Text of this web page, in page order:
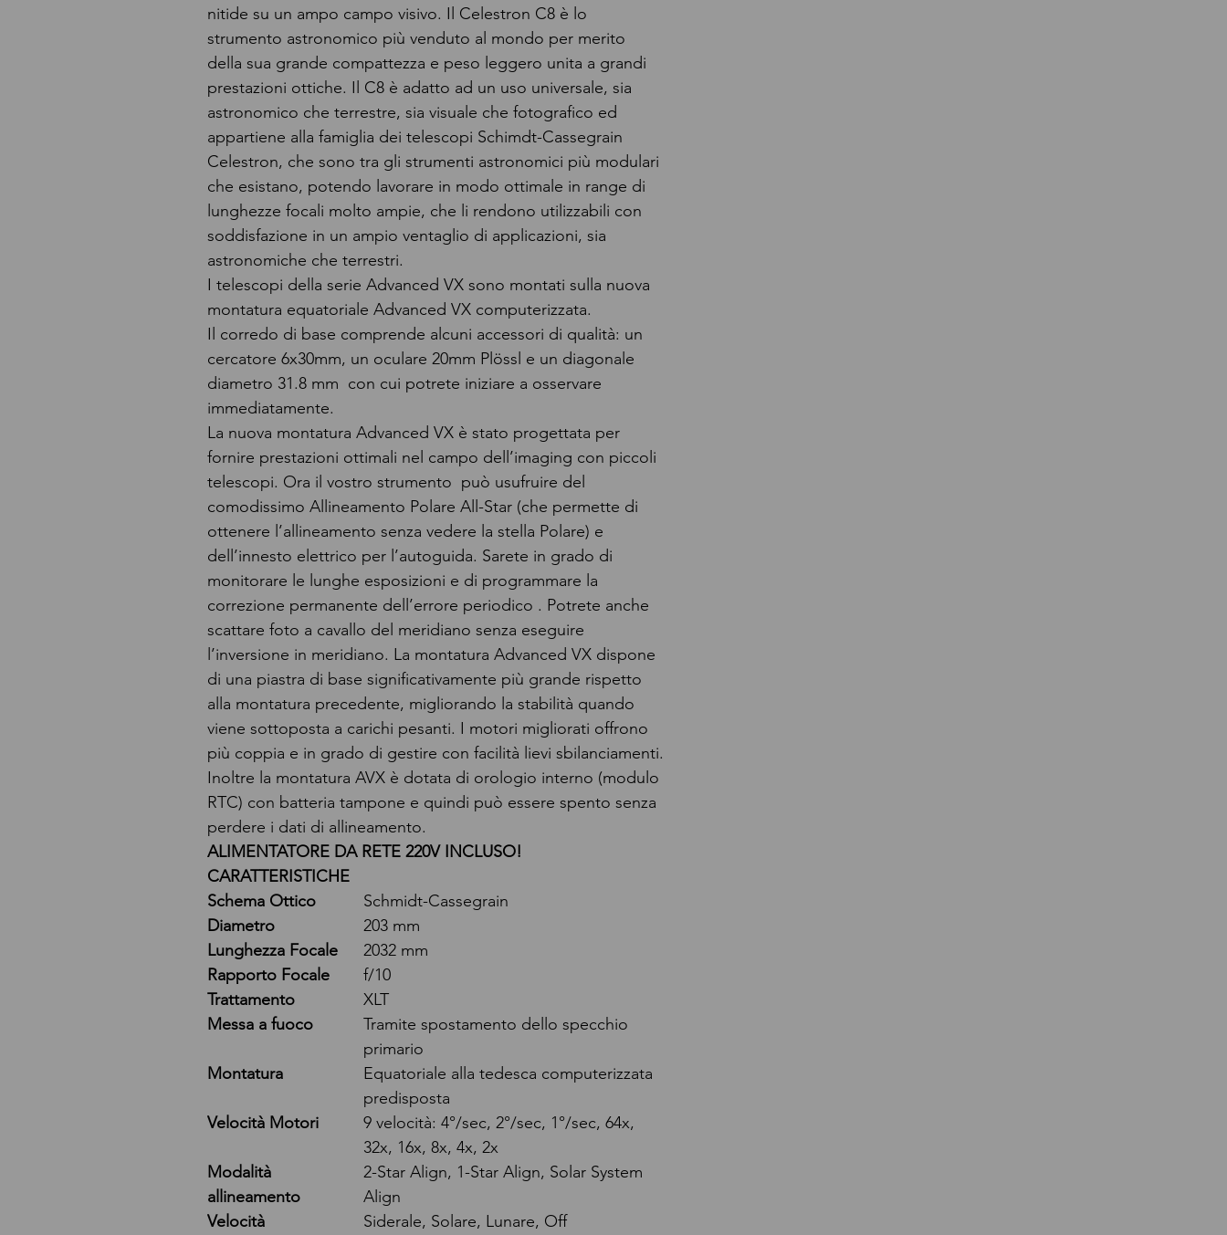
nitide su un ampo campo visivo. Il Celestron C8 è lo
strumento astronomico più venduto al mondo per merito
della sua grande compattezza e peso leggero unita a grandi
prestazioni ottiche. Il C8 è adatto ad un uso universale, sia
astronomico che terrestre, sia visuale che fotografico ed
appartiene alla famiglia dei telescopi Schimdt-Cassegrain
Celestron, che sono tra gli strumenti astronomici più modulari
che esistano, potendo lavorare in modo ottimale in range di
lunghezze focali molto ampie, che li rendono utilizzabili con
soddisfazione in un ampio ventaglio di applicazioni, sia
astronomiche che terrestri.
I telescopi della serie Advanced VX sono montati sulla nuova
montatura equatoriale Advanced VX computerizzata.
Il corredo di base comprende alcuni accessori di qualità: un
cercatore 6x30mm, un oculare 20mm Plössl e un diagonale
diametro 31.8 mm con cui potrete iniziare a osservare
immediatamente.
La nuova montatura Advanced VX è stato progettata per
fornire prestazioni ottimali nel campo dell’imaging con piccoli
telescopi. Ora il vostro strumento può usufruire del
comodissimo Allineamento Polare All-Star (che permette di
ottenere l’allineamento senza vedere la stella Polare) e
dell’innesto elettrico per l’autoguida. Sarete in grado di
monitorare le lunghe esposizioni e di programmare la
correzione permanente dell’errore periodico . Potrete anche
scattare foto a cavallo del meridiano senza eseguire
l’inversione in meridiano. La montatura Advanced VX dispone
di una piastra di base significativamente più grande rispetto
alla montatura precedente, migliorando la stabilità quando
viene sottoposta a carichi pesanti. I motori migliorati offrono
più coppia e in grado di gestire con facilità lievi sbilanciamenti.
Inoltre la montatura AVX è dotata di orologio interno (modulo
RTC) con batteria tampone e quindi può essere spento senza
perdere i dati di allineamento.
ALIMENTATORE DA RETE 220V INCLUSO!
CARATTERISTICHE
Schema Ottico
Schmidt-Cassegrain
Diametro
203 mm
Lunghezza Focale
2032 mm
Rapporto Focale
f/10
Trattamento
XLT
Messa a fuoco
Tramite spostamento dello specchio
primario
Montatura
Equatoriale alla tedesca computerizzata
predisposta
Velocità Motori
9 velocità: 4°/sec, 2°/sec, 1°/sec, 64x,
32x, 16x, 8x, 4x, 2x
Modalità
allineamento
2-Star Align, 1-Star Align, Solar System
Align
Velocità
Siderale, Solare, Lunare, Off